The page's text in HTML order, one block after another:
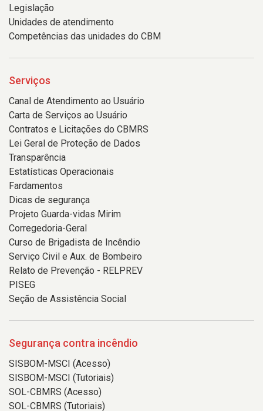
Legislação
Unidades de atendimento
Competências das unidades do CBM
Serviços
Canal de Atendimento ao Usuário
Carta de Serviços ao Usuário
Contratos e Licitações do CBMRS
Lei Geral de Proteção de Dados
Transparência
Estatísticas Operacionais
Fardamentos
Dicas de segurança
Projeto Guarda-vidas Mirim
Corregedoria-Geral
Curso de Brigadista de Incêndio
Serviço Civil e Aux. de Bombeiro
Relato de Prevenção - RELPREV
PISEG
Seção de Assistência Social
Segurança contra incêndio
SISBOM-MSCI (Acesso)
SISBOM-MSCI (Tutoriais)
SOL-CBMRS (Acesso)
SOL-CBMRS (Tutoriais)